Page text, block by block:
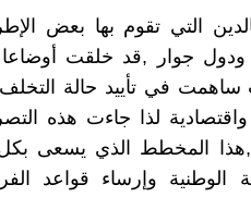
التي تقوم بها بعض
جوار ,قد خلقت
ساهمت في تأييد حالة
واقتصادية لذا جاءت هذه
,هذا المخطط الذي يسعى
وإرساء قواعد